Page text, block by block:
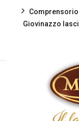
Giovinazzo